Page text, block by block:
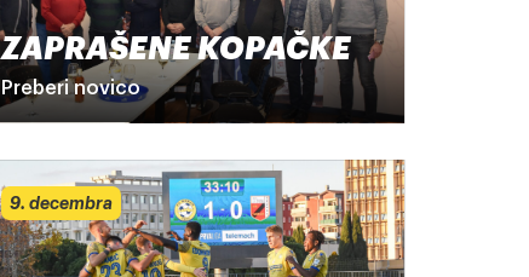
ZAPRAŠENE KOPAČKE
Preberi novico
9. decembra